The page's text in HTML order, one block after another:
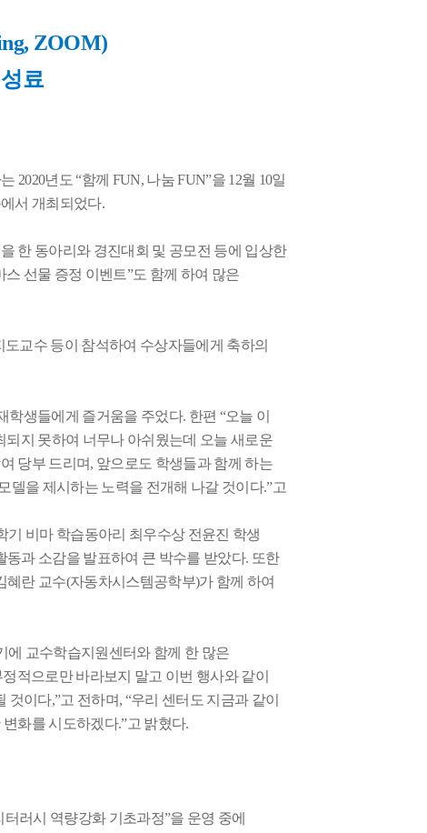
ZOOM)
성료
2020년도“함께 FUN, 나눔FUN”을 12월 10일
서 개최되었다.
한 동아리와 경진대회 및 공모전 등에 입상한
스 선물 증정 이벤트”도 함께 하여 많은
도교수 등이 참석하여 수상자들에게 축하의
학생들에게 즐거움을 주었다. 한편 “오늘 이
되지 못하여 너무나 아쉬웠는데 오늘 새로운
당부 드리며, 앞으로도 학생들과 함께 하는
델을 제시하는 노력을 전개해 나갈 것이다.”고
기 비마 학습동아리 최우수상 전윤진 학생
동과 소감을 발표하여 큰 박수를 받았다. 또한
혜란 교수(자동차시스템공학부)가 함께 하여
에 교수학습지원센터와 함께 한 많은
적으로만 바라보지 말고 이번 행사와 같이
것이다,”고 전하며, “우리 센터도 지금과 같이
변화를 시도하겠다.”고 밝혔다.
터러시 역량강화 기초과정”을 운영 중에